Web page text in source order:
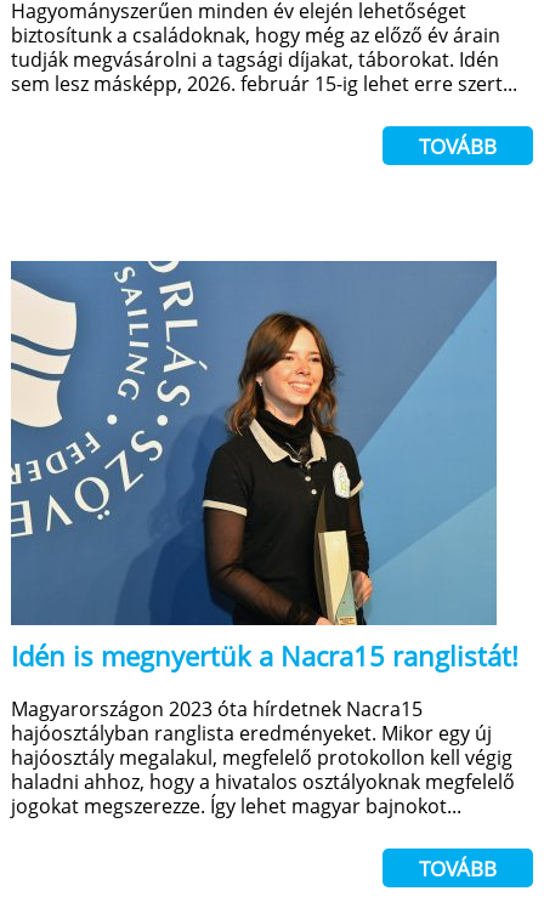
Hagyományszerűen minden év elején lehetőséget
biztosítunk a családoknak, hogy még az előző év árain
tudják megvásárolni a tagsági díjakat, táborokat. Idén
sem lesz másképp, 2026. február 15-ig lehet erre szert...
TOVÁBB
Idén is megnyertük a Nacra15 ranglistát!
Magyarországon 2023 óta hírdetnek Nacra15
hajóosztályban ranglista eredményeket. Mikor egy új
hajóosztály megalakul, megfelelő protokollon kell végig
haladni ahhoz, hogy a hivatalos osztályoknak megfelelő
jogokat megszerezze. Így lehet magyar bajnokot...
TOVÁBB